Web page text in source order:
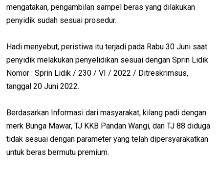
mengatakan, pengambilan sampel beras yang dilakukan
penyidik sudah sesuai prosedur.
Hadi menyebut, peristiwa itu terjadi pada Rabu 30 Juni saat
penyidik melakukan penyelidikan sesuai dengan Sprin Lidik
Nomor : Sprin Lidik / 230 / VI / 2022 / Ditreskrimsus,
tanggal 20 Juni 2022.
Berdasarkan Informasi dari masyarakat, kilang padi dengan
merk Bunga Mawar, TJ KKB Pandan Wangi, dan TJ 88 diduga
tidak sesuai dengan parameter yang telah dipersyarakatkan
untuk beras bermutu premium.